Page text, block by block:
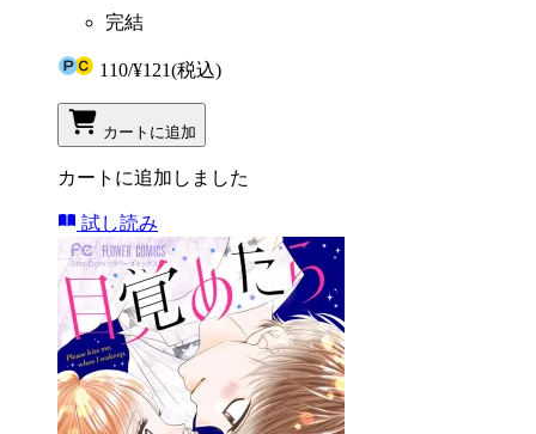
完結
110/¥121(税込)
カートに追加
カートに追加しました
試し読み